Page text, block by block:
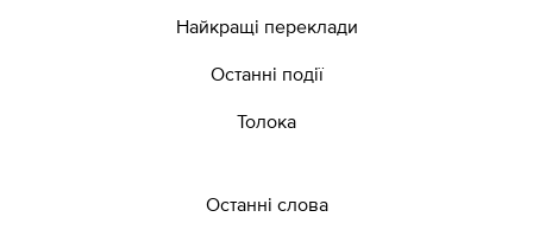
Найкращі переклади
Останні події
Толока
Останні слова